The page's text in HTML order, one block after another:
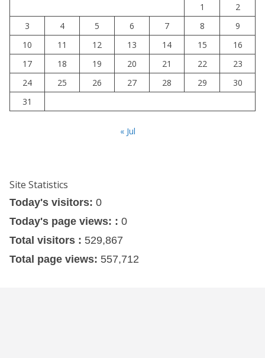
1
2
3
4 5 6 7 8
9
10
11 12 13 14 15
16
17
18 19 20 21 22
23
24
25 26 27 28 29
30
31
« Jul
Site Statistics
Today's visitors: 0
Today's page views: : 0
Total visitors : 529,867
Total page views: 557,712